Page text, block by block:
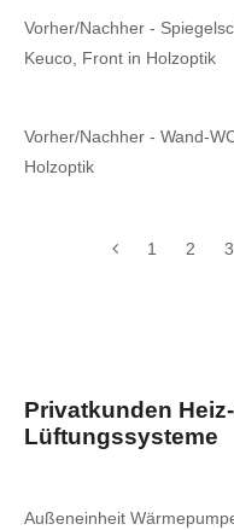
Vorher/Nachher -
Keuco, Front in Holzoptik
Vorher/Nachher - Wand-
Holzoptik
1 2 3
Privatkunden
Lüftungssysteme
Außeneinheit